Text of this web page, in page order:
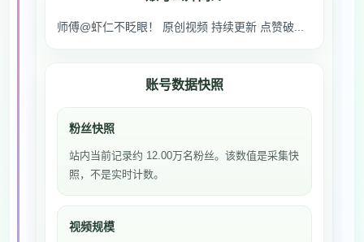
师傅@虾仁不眨眼！ 原创视频 持续更新 点赞破...
账号数据快照
粉丝快照
站内当前记录约 12.00万名粉丝。该数值是采集快
照，不是实时计数。
视频规模